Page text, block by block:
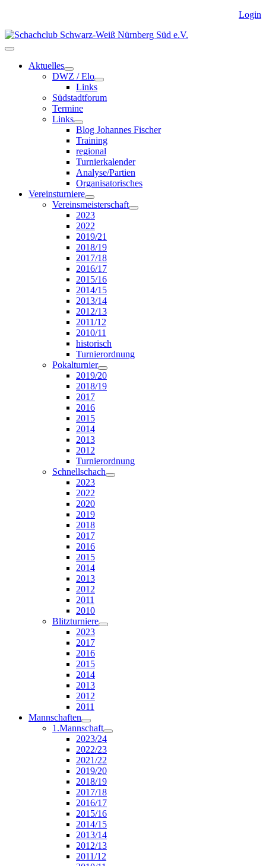
Login
Aktuelles
DWZ / Elo
Links
Südstadtforum
Termine
Links
Blog Johannes Fischer
Training
regional
Turnierkalender
Analyse/Partien
Organisatorisches
Vereinsturniere
Vereinsmeisterschaft
2023
2022
2019/21
2018/19
2017/18
2016/17
2015/16
2014/15
2013/14
2012/13
2011/12
2010/11
historisch
Turnierordnung
Pokalturnier
2019/20
2018/19
2017
2016
2015
2014
2013
2012
Turnierordnung
Schnellschach
2023
2022
2020
2019
2018
2017
2016
2015
2014
2013
2012
2011
2010
Blitzturniere
2023
2017
2016
2015
2014
2013
2012
2011
Mannschaften
1.Mannschaft
2023/24
2022/23
2021/22
2019/20
2018/19
2017/18
2016/17
2015/16
2014/15
2013/14
2012/13
2011/12